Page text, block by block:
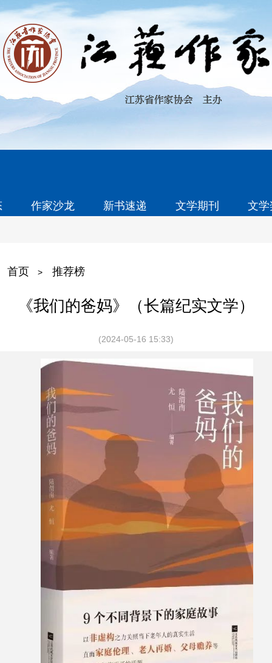
作家沙龙 新书速递 文学期刊 文
首页 > 推荐榜
《我们的爸妈》（长篇纪实文学）
(2024-05-16 15:33)